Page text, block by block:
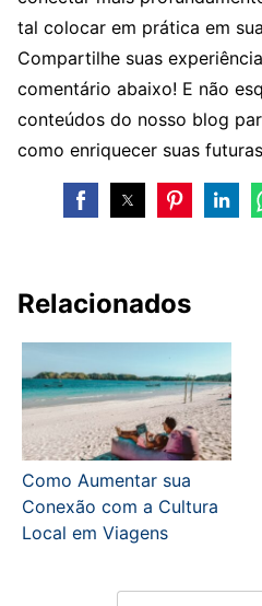
tal colocar em prática em
Compartilhe suas
comentário abaixo! E não
conteúdos do nosso blog
como enriquecer suas
Relacionados
Como Aumentar sua
Conexão com a Cultura
Local em Viagens